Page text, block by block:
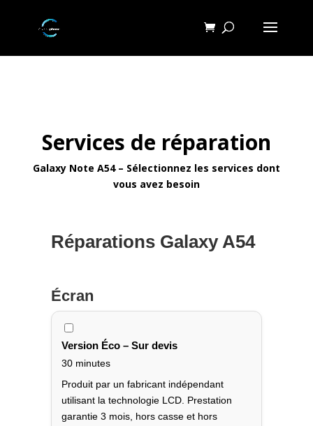
Services de réparation
Galaxy Note A54 – Sélectionnez les services dont
vous avez besoin
Réparations Galaxy A54
Écran
Version Éco – Sur devis
30 minutes
Produit par un fabricant indépendant
utilisant la technologie LCD. Prestation
garantie 3 mois, hors casse et hors